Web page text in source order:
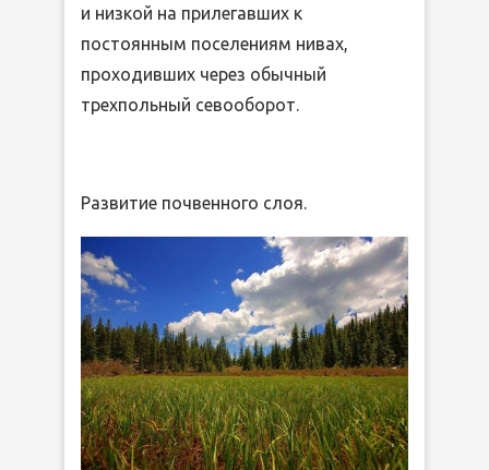
и низкой на прилегавших к
постоянным поселениям нивах,
проходивших через обычный
трехпольный севооборот.
Развитие почвенного слоя.